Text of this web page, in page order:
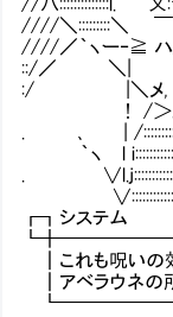
////＼:::::::::＼
////／｀ヽー‐≧
::/／ ＼| /
:/ |＼メ
! /＞... _ j
. ､ | /::::::::::::::
｀ヽ l
.
┏┓
┃これも呪いの
┃アベラウネの所